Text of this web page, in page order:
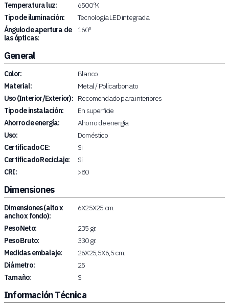
Temperatura luz:
6500 ºK
Tipo de iluminación:
Tecnología LED integrada
Ángulo de apertura de
las ópticas:
160º
General
Color:
Blanco
Material:
Metal / Policarbonato
Uso (Interior/Exterior): Recomendado para interiores
Tipo de instalación:
En superficie
Ahorro de energía:
Ahorro de energía
Uso:
Doméstico
Certificado CE:
Si
Certificado Reciclaje:
Si
CRI:
>80
Dimensiones
Dimensiones (alto x
ancho x fondo):
6X25X25 cm.
Peso Neto:
235 gr.
Peso Bruto:
330 gr.
Medidas embalaje:
26X25,5X6,5 cm.
Diámetro:
25
Tamaño:
S
Información Técnica